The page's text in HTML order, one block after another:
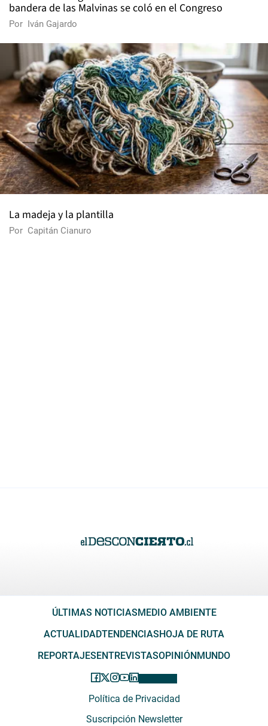
bandera de las Malvinas se coló en el Congreso
Por Iván Gajardo
La madeja y la plantilla
Por Capitán Cianuro
ÚLTIMAS NOTICIASMEDIO AMBIENTE
ACTUALIDADTENDENCIASHOJA DE RUTA
REPORTAJESENTREVISTASOPINIÓNMUNDO
Política de Privacidad
Suscripción Newsletter